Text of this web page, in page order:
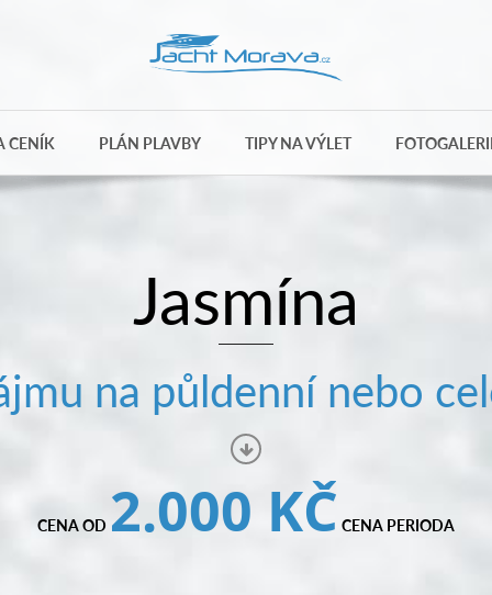
CENÍK PLÁN PLAVBY TIPY NA VÝLET
Jasmína
na půldenní nebo
CENA OD 2.000 KČ CENA PERIODA